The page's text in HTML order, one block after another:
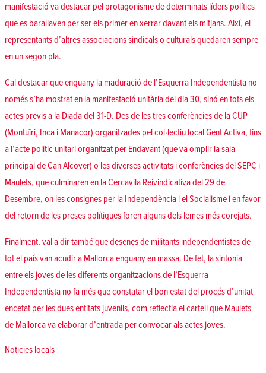
manifestació va destacar pel protagonisme de determinats líders polítics
que es barallaven per ser els primer en xerrar davant els mitjans. Així, el
representants d’altres associacions sindicals o culturals quedaren sempre
en un segon pla.
Cal destacar que enguany la maduració de l’Esquerra Independentista no
només s’ha mostrat en la manifestació unitària del dia 30, sinó en tots els
actes previs a la Diada del 31-D. Des de les tres conferències de la CUP
(Montuïri, Inca i Manacor) organitzades pel col·lectiu local Gent Activa, fins
a l’acte polític unitari organitzat per Endavant (que va omplir la sala
principal de Can Alcover) o les diverses activitats i conferències del SEPC i
Maulets, que culminaren en la Cercavila Reivindicativa del 29 de
Desembre, on les consignes per la Independència i el Socialisme i en favor
del retorn de les preses polítiques foren alguns dels lemes més corejats.
Finalment, val a dir també que desenes de militants independentistes de
tot el país van acudir a Mallorca enguany en massa. De fet, la sintonia
entre els joves de les diferents organitzacions de l’Esquerra
Independentista no fa més que constatar el bon estat del procés d’unitat
encetat per les dues entitats juvenils, com reflectiael cartellque Maulets
de Mallorca va elaborar d’entrada per convocar als actes joves.
Posted in
Noticies locals